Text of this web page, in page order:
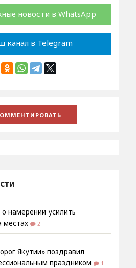
новости в WhatsApp
канал в Telegram
намерении усилить
местах
2
Якутии» поздравил
праздником
1